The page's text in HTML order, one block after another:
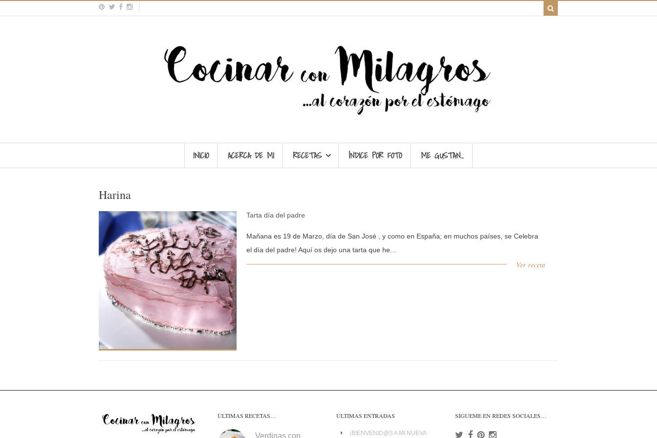
INICIO ACERCA DE MI RECETAS ÍNDICE POR FOTO ME GUSTAN…
Harina
Tarta día del padre
Mañana es 19 de Marzo, día de San José , y como en España; en muchos países, se Celebra
el día del padre! Aquí os dejo una tarta que he...
Ver receta
ÚLTIMAS RECETAS…
Verdinas con
ÚLTIMAS ENTRADAS
¡BIENVENID@S A MI NUEVA
SÍGUEME EN REDES SOCIALES…